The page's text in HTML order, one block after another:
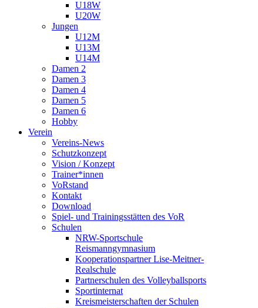
U18W
U20W
Jungen
U12M
U13M
U14M
Damen 2
Damen 3
Damen 4
Damen 5
Damen 6
Hobby
Verein
Vereins-News
Schutzkonzept
Vision / Konzept
Trainer*innen
VoRstand
Kontakt
Download
Spiel- und Trainingsstätten des VoR
Schulen
NRW-Sportschule
Reismanngymnasium
Kooperationspartner Lise-Meitner-
Realschule
Partnerschulen des Volleyballsports
Sportinternat
Kreismeisterschaften der Schulen